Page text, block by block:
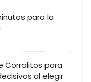
para la
Corralitos para
al elegir